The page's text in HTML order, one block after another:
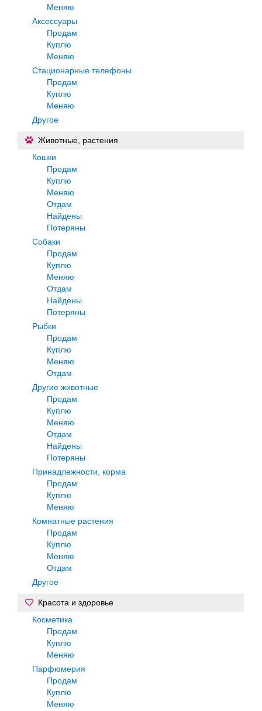
Меняю
Аксессуары
Продам
Куплю
Меняю
Стационарные телефоны
Продам
Куплю
Меняю
Другое
Животные, растения
Кошки
Продам
Куплю
Меняю
Отдам
Найдены
Потеряны
Собаки
Продам
Куплю
Меняю
Отдам
Найдены
Потеряны
Рыбки
Продам
Куплю
Меняю
Отдам
Другие животные
Продам
Куплю
Меняю
Отдам
Найдены
Потеряны
Принадлежности, корма
Продам
Куплю
Меняю
Комнатные растения
Продам
Куплю
Меняю
Отдам
Другое
Красота и здоровье
Косметика
Продам
Куплю
Меняю
Парфюмерия
Продам
Куплю
Меняю